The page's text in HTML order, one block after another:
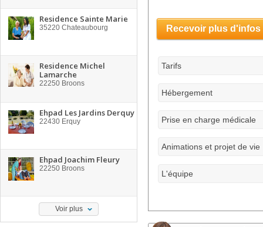
Residence Sainte Marie
35220 Chateaubourg
Residence Michel
Lamarche
22250 Broons
Ehpad Les Jardins Derquy
22430 Erquy
Ehpad Joachim Fleury
22250 Broons
Voir plus
Recevoir plus d'infos
Tarifs
Hébergement
Prise en charge médicale
Animations et projet de vie
L'équipe